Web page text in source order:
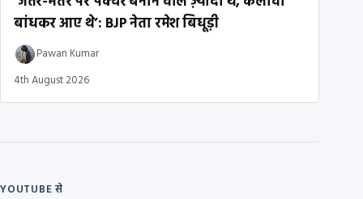
बांधकर आए थे’: BJP नेता रमेश बिधूड़ी
Pawan Kumar
4th August 2026
YOUTUBE से